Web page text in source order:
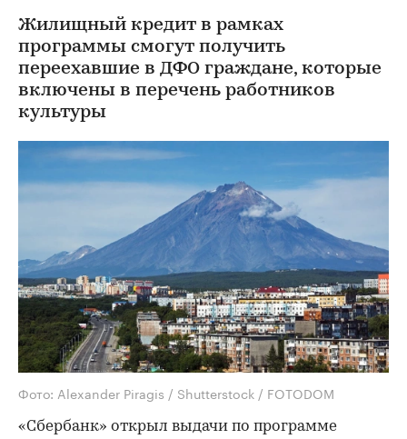
Жилищный кредит в рамках
программы смогут получить
переехавшие в ДФО граждане, которые
включены в перечень работников
культуры
Фото: Alexander Piragis / Shutterstock / FOTODOM
«Сбербанк» открыл выдачи по программе